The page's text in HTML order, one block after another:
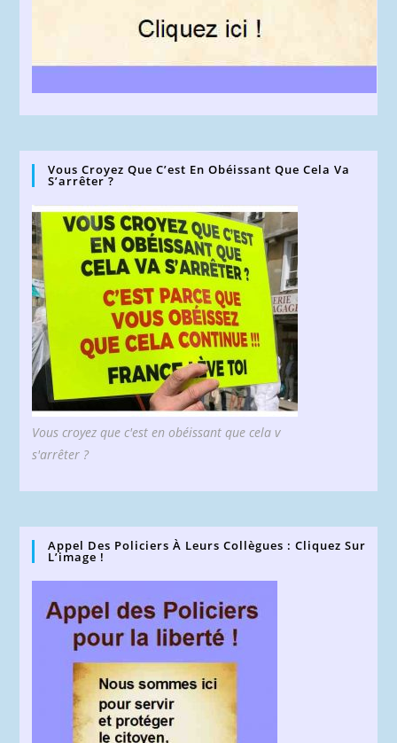
Vous Croyez Que C’est En Obéissant Que Cela Va
S’arrêter ?
Vous croyez que c'est en obéissant que cela v
s'arrêter ?
Appel Des Policiers À Leurs Collègues : Cliquez Sur
L’image !